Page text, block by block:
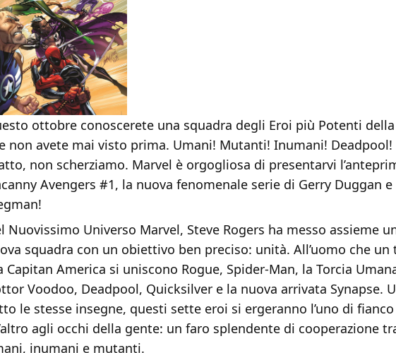
ottobre conoscerete una squadra degli Eroi più Potenti della
non avete mai visto prima. Umani! Mutanti! Inumani! Deadpool!
non scherziamo. Marvel è orgogliosa di presentarvi
Avengers #1, la nuova fenomenale serie di Gerry Duggan e
Nuovissimo Universo Marvel, Steve Rogers ha messo assieme
squadra con un obiettivo ben preciso: unità. All’uomo che un
Capitan America si uniscono Rogue, Spider-Man, la Torcia
Voodoo, Deadpool, Quicksilver e la nuova arrivata Synapse.
le stesse insegne, questi sette eroi si ergeranno l’uno di fianco
agli occhi della gente: un faro splendente di cooperazione
inumani e mutanti.